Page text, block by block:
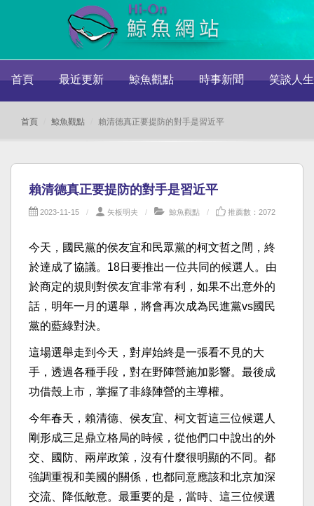
首頁 最近更新 鯨魚觀點 時事新聞 笑談人生
首頁 鯨魚觀點 賴清德真正要提防的對手是習近平
賴清德真正要提防的對手是習近平
2023-11-15 矢板明夫 鯨魚觀點 推薦數：2072
今天，國民黨的侯友宜和民眾黨的柯文哲之間，終
於達成了協議。18日要推出一位共同的候選人。由
於商定的規則對侯友宜非常有利，如果不出意外的
話，明年一月的選舉，將會再次成為民進黨vs國民
黨的藍綠對決。
這場選舉走到今天，對岸始終是一張看不見的大
手，透過各種手段，對在野陣營施加影響。最後成
功借殼上市，掌握了非綠陣營的主導權。
今年春天，賴清德、侯友宜、柯文哲這三位候選人
剛形成三足鼎立格局的時候，從他們口中說出的外
交、國防、兩岸政策，沒有什麼很明顯的不同。都
強調重視和美國的關係，也都同意應該和北京加深
交流、降低敵意。最重要的是，當時、這三位候選